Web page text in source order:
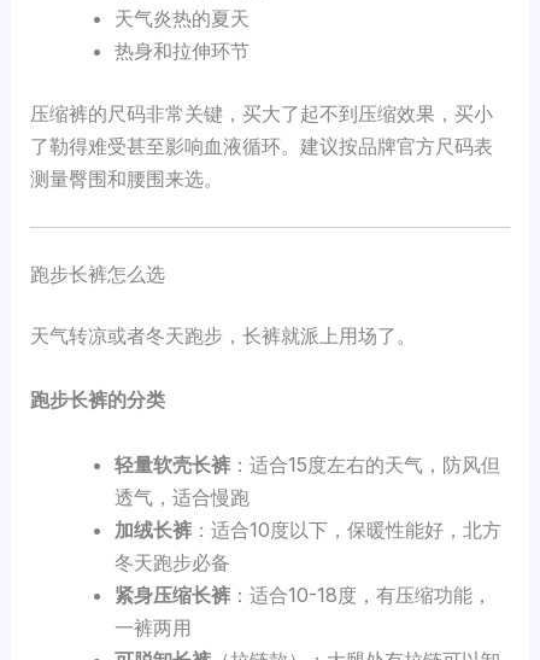
天气炎热的夏天
热身和拉伸环节
压缩裤的尺码非常关键，买大了起不到压缩效果，买小
了勒得难受甚至影响血液循环。建议按品牌官方尺码表
测量臀围和腰围来选。
跑步长裤怎么选
天气转凉或者冬天跑步，长裤就派上用场了。
跑步长裤的分类
轻量软壳长裤：适合15度左右的天气，防风但
透气，适合慢跑
加绒长裤：适合10度以下，保暖性能好，北方
冬天跑步必备
紧身压缩长裤：适合10-18度，有压缩功能，
一裤两用